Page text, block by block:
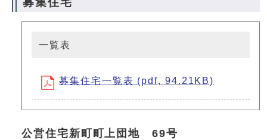
一覧表
募集住宅一覧表 (pdf, 94.21KB)
公営住宅新町町上団地 69号